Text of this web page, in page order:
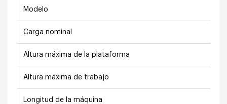
Modelo
Carga nominal
Altura máxima de la plataforma
Altura máxima de trabajo
Longitud de la máquina